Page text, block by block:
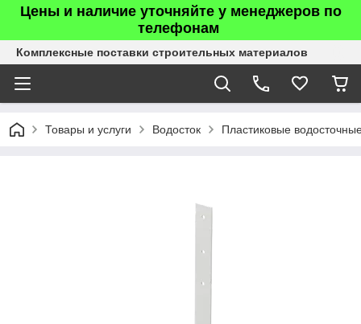
Цены и наличие уточняйте у менеджеров по
телефонам
Комплексные поставки строительных материалов
Товары и услуги Водосток Пластиковые